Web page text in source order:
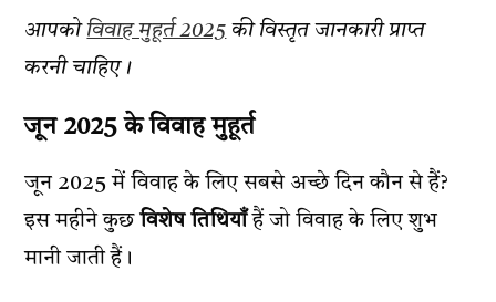
आपकोविवाह मुहूर्त 2025 की विस्तृत जानकारी प्राप्त
करनी चाहिए।
जून 2025 के विवाह मुहूर्त
जून 2025 में विवाह के लिए सबसे अच्छे दिन कौन से हैं?
इस महीने कुछविशेष तिथियाँहैं जो विवाह के लिए शुभ
मानी जाती हैं।